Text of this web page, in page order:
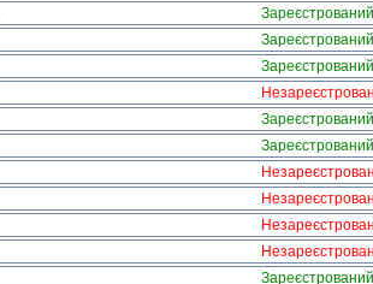
Зареєстрований
Зареєстрований
Зареєстрований
Зареєстрований
Зареєстрований
Зареєстрований